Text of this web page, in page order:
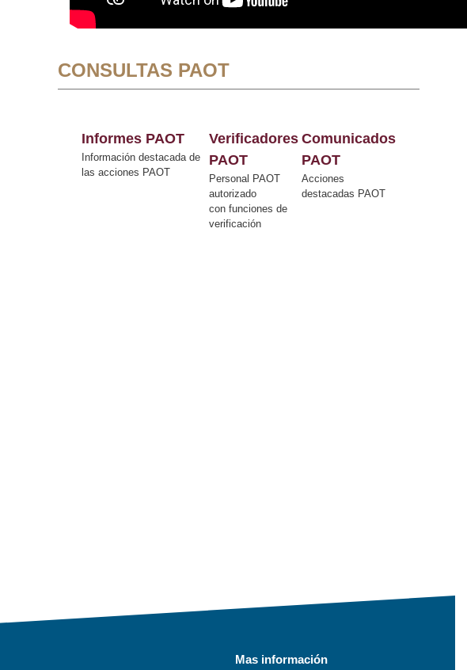
CONSULTAS PAOT
Informes PAOT
Información destacada de
las acciones PAOT
Verificadores
PAOT
Personal PAOT
autorizado
con funciones de
verificación
Comunicados
PAOT
Acciones
destacadas PAOT
Mas información